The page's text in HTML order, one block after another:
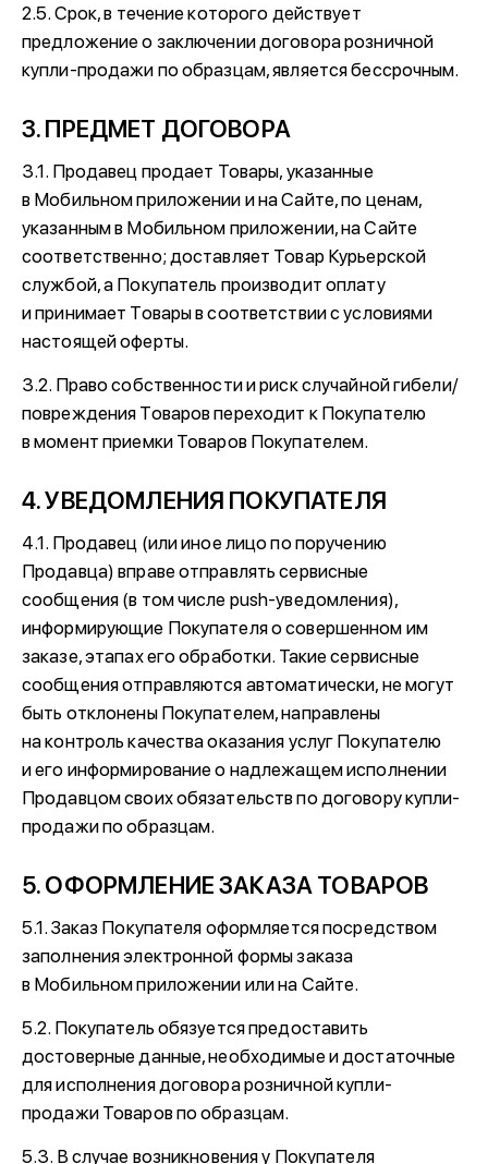
2.5. Срок, в течение которого действует
предложение о заключении договора розничной
купли-продажи по образцам, является бессрочным.
3. ПРЕДМЕТ ДОГОВОРА
3.1. Продавец продает Товары, указанные
в Мобильном приложении и на Сайте, по ценам,
указанным в Мобильном приложении, на Сайте
соответственно; доставляет Товар Курьерской
службой, а Покупатель производит оплату
и принимает Товары в соответствии с условиями
настоящей оферты.
3.2. Право собственности и риск случайной гибели/
повреждения Товаров переходит к Покупателю
в момент приемки Товаров Покупателем.
4. УВЕДОМЛЕНИЯ ПОКУПАТЕЛЯ
4.1. Продавец (или иное лицо по поручению
Продавца) вправе отправлять сервисные
сообщения (в том числе push-уведомления),
информирующие Покупателя о совершенном им
заказе, этапах его обработки. Такие сервисные
сообщения отправляются автоматически, не могут
быть отклонены Покупателем, направлены
на контроль качества оказания услуг Покупателю
и его информирование о надлежащем исполнении
Продавцом своих обязательств по договору купли-
продажи по образцам.
5. ОФОРМЛЕНИЕ ЗАКАЗА ТОВАРОВ
5.1. Заказ Покупателя оформляется посредством
заполнения электронной формы заказа
в Мобильном приложении или на Сайте.
5.2. Покупатель обязуется предоставить
достоверные данные, необходимые и достаточные
для исполнения договора розничной купли-
продажи Товаров по образцам.
5.3. В случае возникновения у Покупателя